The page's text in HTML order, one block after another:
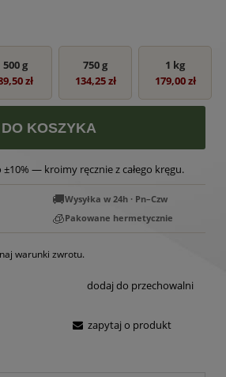
500 g
zł
750 g
134,25 zł
1 kg
179,00 zł
DO KOSZYKA
— kroimy ręcznie z całego kręgu.
🚚Wysyłka w 24h · Pn–Czw
🧊Pakowane hermetycznie
warunki zwrotu.
dodaj do przechowalni
zapytaj o produkt